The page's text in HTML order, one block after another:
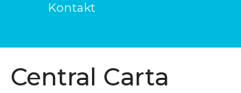
Kontakt
Central Carta